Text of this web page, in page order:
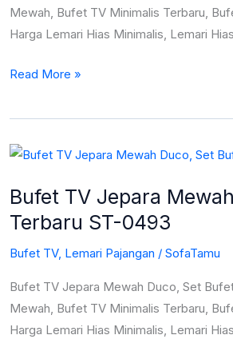
Mewah, Bufet TV Minimalis Terbaru,
Harga Lemari Hias Minimalis, Lemari
Mewah
Klasik,
Hias
Terbaru
0494
Read More »
Bufet TV Jepara
Terbaru ST-0493
Bufet TV, Lemari Pajangan / SofaTamu
Bufet TV Jepara Mewah Duco, Set
Mewah, Bufet TV Minimalis Terbaru,
Harga Lemari Hias Minimalis, Lemari
Bufet
Jepara
Mewah
Set
Bufet
TV
lemari